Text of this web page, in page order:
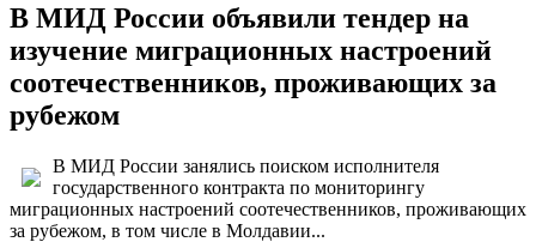
В МИД России объявили тендер на
изучение миграционных настроений
соотечественников, проживающих за
рубежом
В МИД России занялись поиском исполнителя
государственного контракта по мониторингу
миграционных настроений соотечественников, проживающих
за рубежом, в том числе в Молдавии...